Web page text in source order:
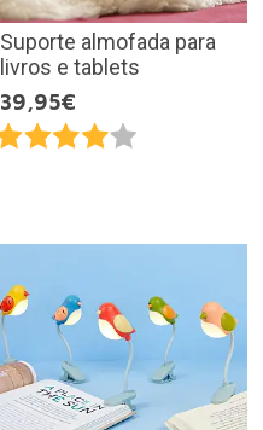
Suporte almofada para
livros e tablets
39,95€